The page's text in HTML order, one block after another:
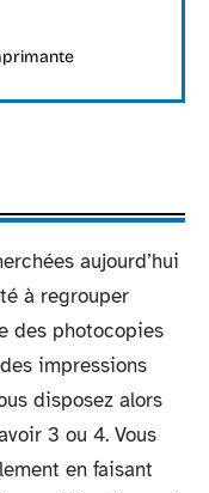
aujourd’hui
à regrouper
des photocopies
impressions
disposez alors
3 ou 4. Vous
en faisant